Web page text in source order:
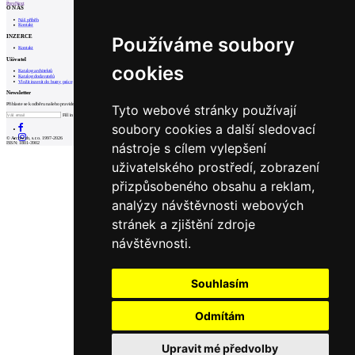
Používáme soubory
cookies
Tyto webové stránky používají
soubory cookies a další sledovací
nástroje s cílem vylepšení
uživatelského prostředí, zobrazení
přizpůsobeného obsahu a reklam,
analýzy návštěvnosti webových
stránek a zjištění zdroje
návštěvnosti.
Souhlasím
Odmítám
Upravit mé předvolby
PrevNext
O NÁS
Náš příběh
Kontakt
INZERCE
Kontakt
Uživatel
Katalog architektů
Katalog dodavatelů
Vložit inzerát do burzy práce
Newsletter
Přihlaste se k odběru našeho pravidelného týdenního newsletteru:
Fill in „nospam“
© Archiweb, s.r.o. 1997-2026
ISSN: 1801-3902